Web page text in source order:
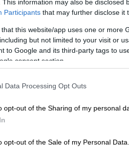
This information may also be disclosed
Participants that may further disclose it
that this website/app uses one or more
but not limited to your visit or
to Google and its third-party tags to
consent section.
Data Processing Opt Outs
opt-out of the Sharing of my personal
opt-out of the Sale of my Personal Data.
Ελλάδα|06.08.2021 23:16
ΕΟΔΥ: Τα σημεία
δωρεάν rapid test
Αυγούστου
Όλα τα σημεία στα
7 Αυγούστου